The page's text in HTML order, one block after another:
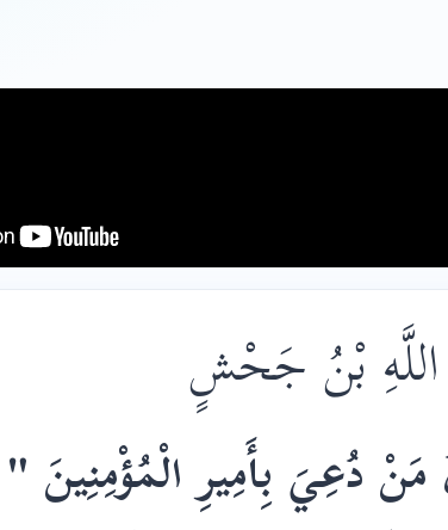
بْنُ جَحْشٍ
مَنْ دُعِيَ بِأَمِيرِ الْمُؤْمِنِينَ "